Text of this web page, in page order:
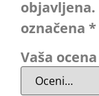
objavljena.
označena *
Vaša ocena